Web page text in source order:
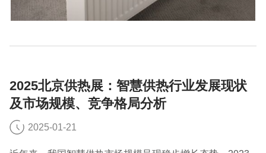
2025北京供热展：智慧供热行业发展现状
及市场规模、竞争格局分析
2025-01-21